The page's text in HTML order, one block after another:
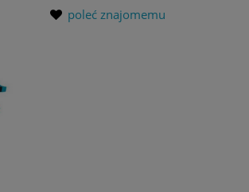
poleć znajomemu